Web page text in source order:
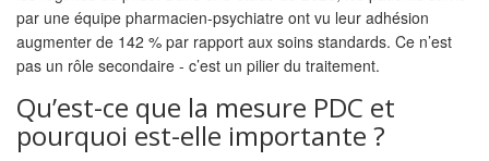
par une équipe pharmacien-psychiatre ont vu leur adhésion
augmenter de 142 % par rapport aux soins standards. Ce n’est
pas un rôle secondaire - c’est un pilier du traitement.
Qu’est-ce que la mesure PDC et
pourquoi est-elle importante ?